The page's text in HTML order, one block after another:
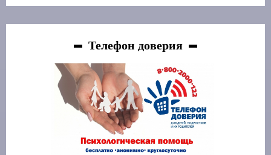
Телефон доверия